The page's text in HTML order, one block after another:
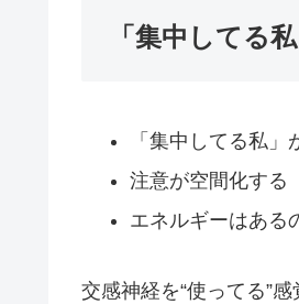
「集中してる
「集中してる私」
注意が空間化する
エネルギーはある
交感神経を“使ってる”